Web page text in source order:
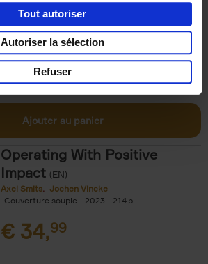
Tout autoriser
Autoriser la sélection
Refuser
€34,99
Ajouter au panier
Operating With Positive
Impact (EN)
Axel Smits
Jochen Vincke
Couverture souple
2023 214
€ 34,99